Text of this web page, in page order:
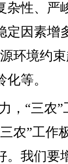
杂性、严
定因素增
环境约
等。
，“三农
农”工作
我们要